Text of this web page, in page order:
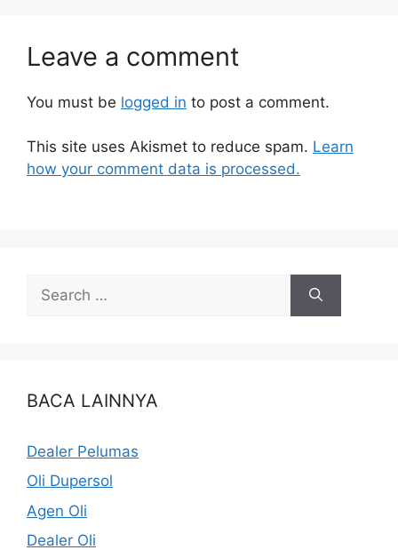
Leave a comment
You must be logged in to post a comment.
This site uses Akismet to reduce spam. Learn
how your comment data is processed.
BACA LAINNYA
Dealer Pelumas
Oli Dupersol
Agen Oli
Dealer Oli